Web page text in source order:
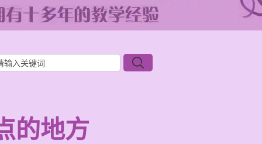
的地方